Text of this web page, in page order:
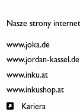
Nasze strony
www.joka.de
www.jordan-kassel.de
www.inku.at
www.inkushop.at
Kariera